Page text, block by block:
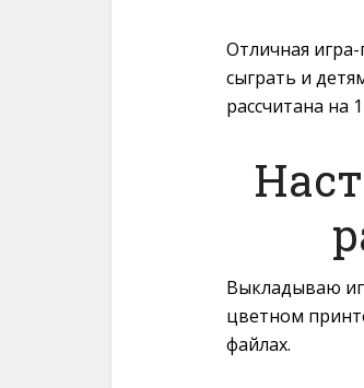
Отличная
сыграть и
рассчитана на
Выкладываю
цветном
файлах.